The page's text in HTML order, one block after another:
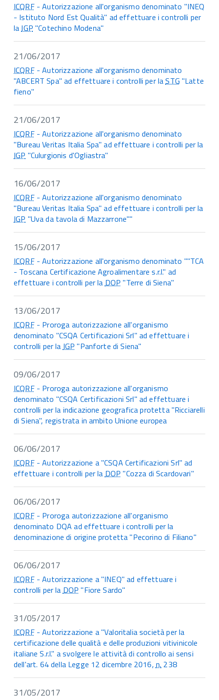
ICQRF- Autorizzazione all'organismo denominato "INEQ
- Istituto Nord Est Qualità" ad effettuare i controlli per
laIGP "Cotechino Modena"
21/06/2017
ICQRF- Autorizzazione all'organismo denominato
"ABCERT Spa" ad effettuare i controlli per laSTG "Latte
fieno"
21/06/2017
ICQRF- Autorizzazione all'organismo denominato
"Bureau Veritas Italia Spa" ad effettuare i controlli per la
IGP "Culurgionis d'Ogliastra"
16/06/2017
ICQRF- Autorizzazione all'organismo denominato
"Bureau Veritas Italia Spa" ad effettuare i controlli per la
IGP "Uva da tavola di Mazzarrone""
15/06/2017
ICQRF- Autorizzazione all'organismo denominato ""TCA
- Toscana Certificazione Agroalimentare s.r.l." ad
effettuare i controlli per laDOP "Terre di Siena"
13/06/2017
ICQRF- Proroga autorizzazione all'organismo
denominato "CSQA Certificazioni Srl" ad effettuare i
controlli per laIGP "Panforte di Siena"
09/06/2017
ICQRF- Proroga autorizzazione all'organismo
denominato "CSQA Certificazioni Srl" ad effettuare i
controlli per la indicazione geografica protetta "Ricciarelli
di Siena", registrata in ambito Unione europea
06/06/2017
ICQRF- Autorizzazione a "CSQA Certificazioni Srl" ad
effettuare i controlli per laDOP "Cozza di Scardovari"
06/06/2017
ICQRF- Proroga autorizzazione all'organismo
denominato DQA ad effettuare i controlli per la
denominazione di origine protetta "Pecorino di Filiano"
06/06/2017
ICQRF- Autorizzazione a "INEQ" ad effettuare i
controlli per laDOP "Fiore Sardo"
31/05/2017
ICQRF- Autorizzazione a "Valoritalia società per la
certificazione delle qualità e delle produzioni vitivinicole
italiane S.r.l." a svolgere le attività di controllo ai sensi
dell'art. 64 della Legge 12 dicembre 2016,n. 238
31/05/2017